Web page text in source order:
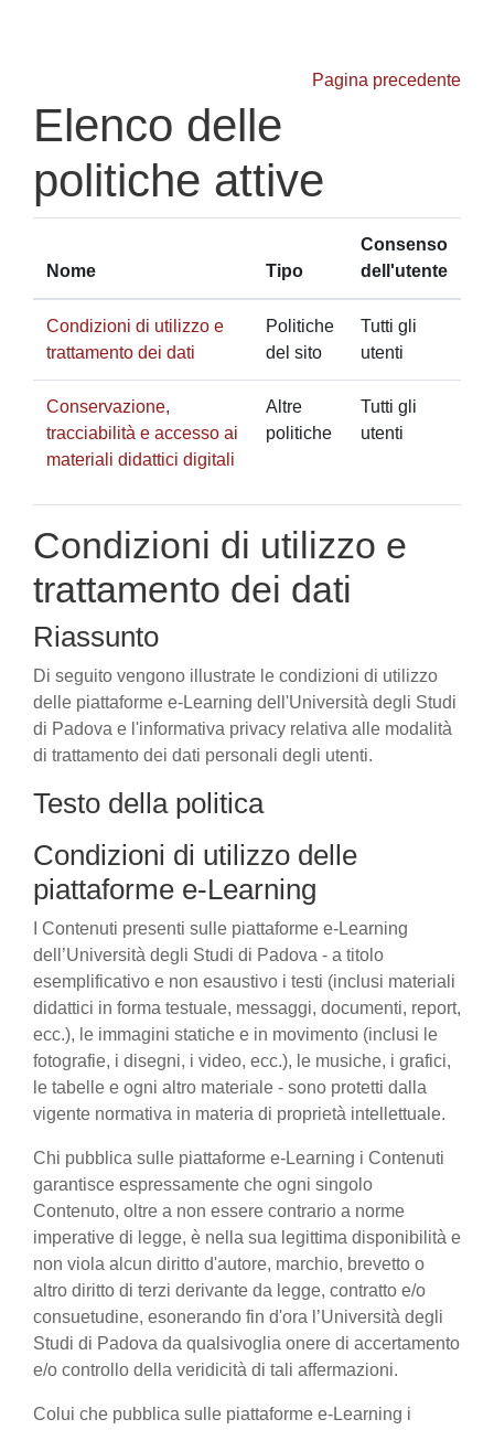
Pagina precedente
Elenco delle
politiche attive
Nome Tipo
Consenso
dell'utente
Condizioni di utilizzo e
trattamento dei dati
Politiche
del sito
Tutti gli
utenti
Conservazione,
tracciabilità e accesso ai
materiali didattici digitali
Altre
politiche
Tutti gli
utenti
Condizioni di utilizzo e
trattamento dei dati
Riassunto
Di seguito vengono illustrate le condizioni di utilizzo
delle piattaforme e-Learning dell'Università degli Studi
di Padova e l'informativa privacy relativa alle modalità
di trattamento dei dati personali degli utenti.
Testo della politica
Condizioni di utilizzo delle
piattaforme e-Learning
I Contenuti presenti sulle piattaforme e-Learning
dell’Università degli Studi di Padova - a titolo
esemplificativo e non esaustivo i testi (inclusi materiali
didattici in forma testuale, messaggi, documenti, report,
ecc.), le immagini statiche e in movimento (inclusi le
fotografie, i disegni, i video, ecc.), le musiche, i grafici,
le tabelle e ogni altro materiale - sono protetti dalla
vigente normativa in materia di proprietà intellettuale.
Chi pubblica sulle piattaforme e-Learning i Contenuti
garantisce espressamente che ogni singolo
Contenuto, oltre a non essere contrario a norme
imperative di legge, è nella sua legittima disponibilità e
non viola alcun diritto d'autore, marchio, brevetto o
altro diritto di terzi derivante da legge, contratto e/o
consuetudine, esonerando fin d'ora l’Università degli
Studi di Padova da qualsivoglia onere di accertamento
e/o controllo della veridicità di tali affermazioni.
Colui che pubblica sulle piattaforme e-Learning i